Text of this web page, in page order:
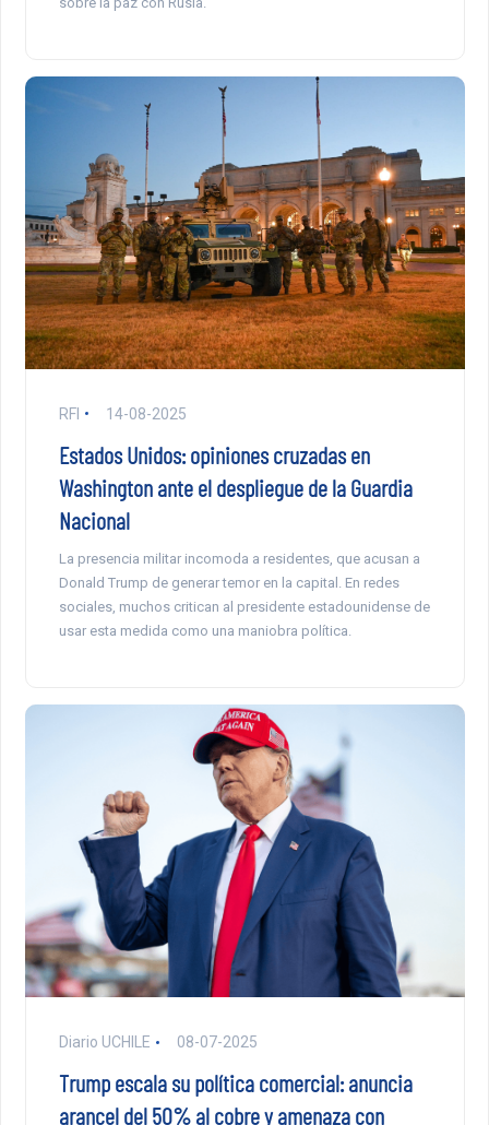
RFI 14-08-2025
Estados Unidos: opiniones cruzadas en
Washington ante el despliegue de la Guardia
Nacional
La presencia militar incomoda a residentes, que acusan a
Donald Trump de generar temor en la capital. En redes
sociales, muchos critican al presidente estadounidense de
usar esta medida como una maniobra política.
Diario UCHILE 08-07-2025
Trump escala su política comercial: anuncia
arancel del 50% al cobre y amenaza con